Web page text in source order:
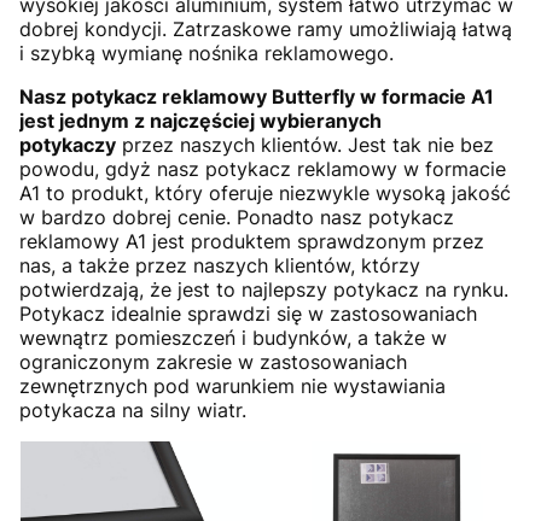
wysokiej jakości aluminium, system łatwo utrzymać w
dobrej kondycji. Zatrzaskowe ramy umożliwiają łatwą
i szybką wymianę nośnika reklamowego.
Nasz potykacz reklamowy Butterfly w formacie A1
jest jednym z najczęściej wybieranych
potykaczy przez naszych klientów. Jest tak nie bez
powodu, gdyż nasz potykacz reklamowy w formacie
A1 to produkt, który oferuje niezwykle wysoką jakość
w bardzo dobrej cenie. Ponadto nasz potykacz
reklamowy A1 jest produktem sprawdzonym przez
nas, a także przez naszych klientów, którzy
potwierdzają, że jest to najlepszy potykacz na rynku.
Potykacz idealnie sprawdzi się w zastosowaniach
wewnątrz pomieszczeń i budynków, a także w
ograniczonym zakresie w zastosowaniach
zewnętrznych pod warunkiem nie wystawiania
potykacza na silny wiatr.